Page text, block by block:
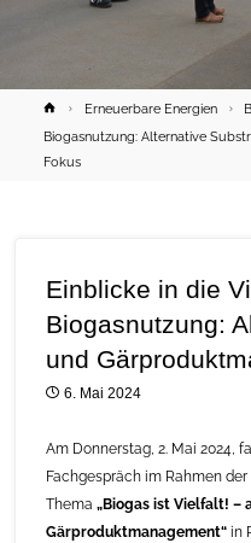
HomeErneuerbare Energien
Biogasnutzung: Alternative
Fokus
Einblicke in die
Biogasnutzung:
und
6. Mai 2024
Am Donnerstag, 2. Mai 2024,
Fachgespräch im Rahmen
Thema„Biogas ist Vielfalt! –
Gärproduktmanagement“ in